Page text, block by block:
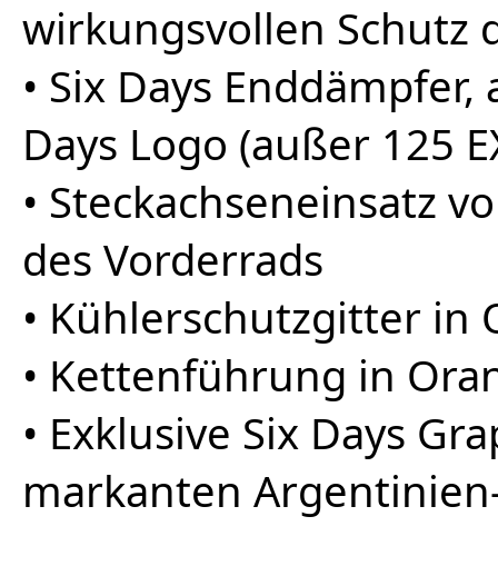
wirkungsvollen Schutz
• Six Days
Days Logo (außer 125
• Steckachseneinsatz
des Vorderrads
• Kühlerschutzgitter in
• Kettenführung in
• Exklusive Six Days
markanten